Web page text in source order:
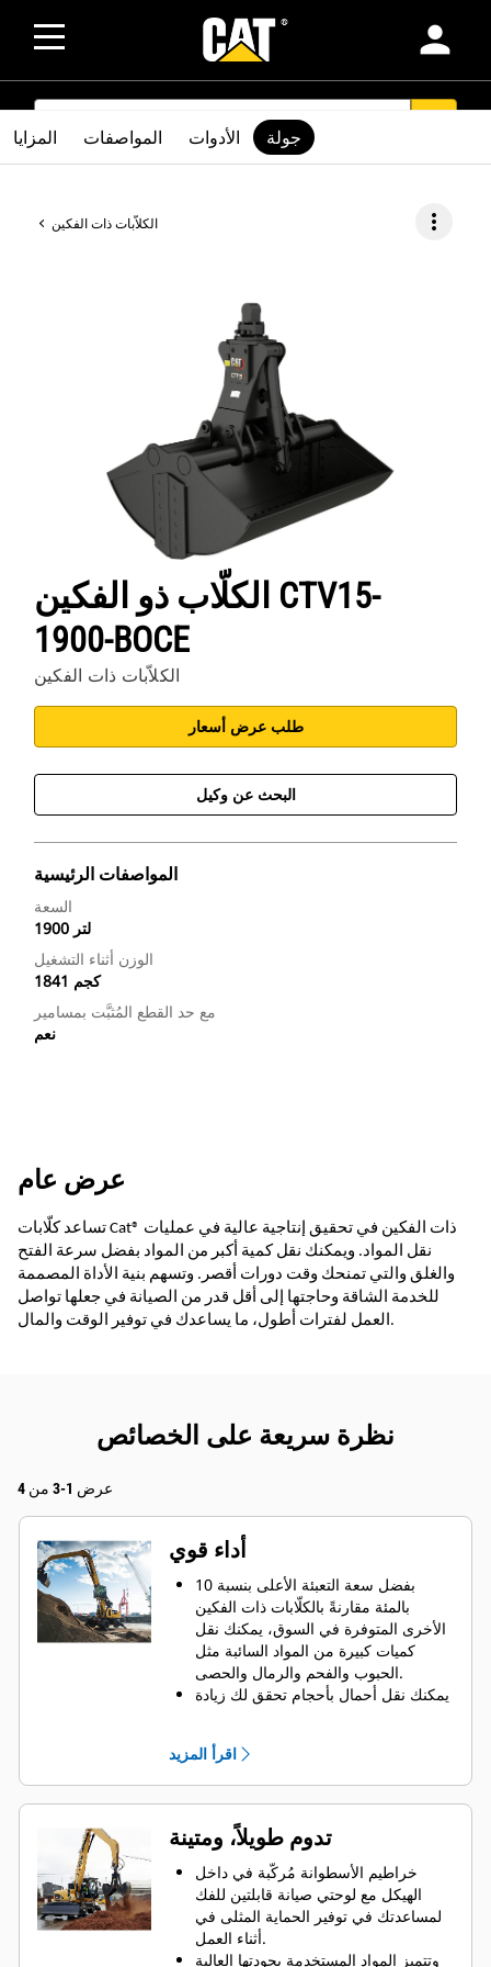
person
SEARCH
الكلاّبات ذات الفكين more_vert
الكلّاب ذو الفكين CTV15-
1900-BOCE
الكلاّبات ذات الفكين
طلب عرض أسعار
البحث عن وكيل
المواصفات الرئيسية
السعة
1900 لتر
الوزن أثناء التشغيل
1841 كجم
مع حد القطع المُثبَّت بمسامير
نعم
المزايا المواصفات الأدوات جولة
عرض عام
تساعد كلّابات Cat® ذات الفكين في تحقيق إنتاجية عالية في عمليات
نقل المواد. ويمكنك نقل كمية أكبر من المواد بفضل سرعة الفتح
والغلق والتي تمنحك وقت دورات أقصر. وتسهم بنية الأداة المصممة
للخدمة الشاقة وحاجتها إلى أقل قدر من الصيانة في جعلها تواصل
العمل لفترات أطول، ما يساعدك في توفير الوقت والمال.
نظرة سريعة على الخصائص
عرض 1-3 من 4
أداء قوي
بفضل سعة التعبئة الأعلى بنسبة 10
بالمئة مقارنةً بالكلّابات ذات الفكين
الأخرى المتوفرة في السوق، يمكنك نقل
كميات كبيرة من المواد السائبة مثل
الحبوب والفحم والرمال والحصى.
يمكنك نقل أحمال بأحجام تحقق لك زيادة
تساعدك قوة الغلق الكبيرة لفكي الكلّاب
ووقت الفتح والغلق السريع في تقليل
وقت الدورات ومواصلة القيام بالعمل
محدد موضع الملحقات PL161 من Cat هو
جهاز Bluetooth يساعدك في العثور على
ملحقاتك بسرعة وسهولة. ويقوم قارئ
Bluetooth في الماكينة أو تطبيق Cat
على هاتفك بتحديد موضع الجهاز
أوتوماتيكيًا.
اقرأ المزيد
تدوم طويلاً، ومتينة
خراطيم الأسطوانة مُركّبة في داخل
الهيكل مع لوحتي صيانة قابلتين للفك
لمساعدتك في توفير الحماية المثلى في
أثناء العمل.
وتتميز المواد المستخدمة بجودتها العالية